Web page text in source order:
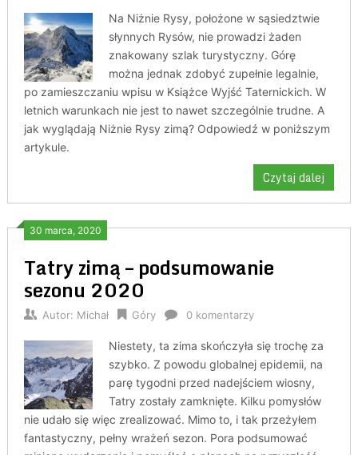
Na Niżnie Rysy, położone w sąsiedztwie
słynnych Rysów, nie prowadzi żaden
znakowany szlak turystyczny. Górę
można jednak zdobyć zupełnie legalnie,
po zamieszczaniu wpisu w Książce Wyjść Taternickich. W
letnich warunkach nie jest to nawet szczególnie trudne. A
jak wyglądają Niżnie Rysy zimą? Odpowiedź w poniższym
artykule.
Czytaj dalej
30 marca, 2020
Tatry zimą – podsumowanie
sezonu 2020
Autor: Michał Góry 0 komentarzy
Niestety, ta zima skończyła się trochę za
szybko. Z powodu globalnej epidemii, na
parę tygodni przed nadejściem wiosny,
Tatry zostały zamknięte. Kilku pomysłów
nie udało się więc zrealizować. Mimo to, i tak przeżyłem
fantastyczny, pełny wrażeń sezon. Pora podsumować